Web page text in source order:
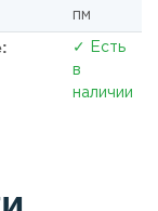
пм
✓ Есть
в
наличии